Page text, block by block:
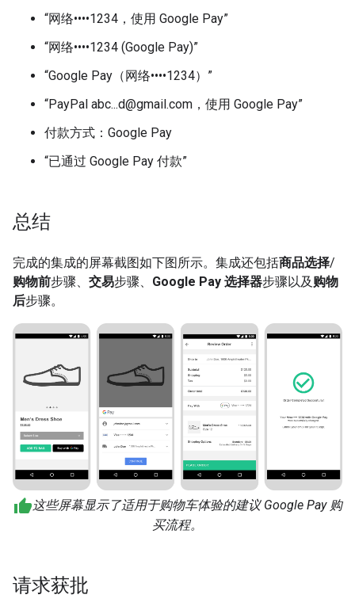
“网络••••1234，使用 Google Pay”
“网络••••1234 (Google Pay)”
“Google Pay（网络••••1234）”
“PayPal abc...d@gmail.com，使用 Google Pay”
付款方式：Google Pay
“已通过 Google Pay 付款”
总结
完成的集成的屏幕截图如下图所示。集成还包括商品选择/
购物前步骤、 交易步骤、 Google Pay 选择器步骤以及 购物
后步骤。
这些屏幕显示了适用于购物车体验的建议 Google Pay 购
买流程。
请求获批